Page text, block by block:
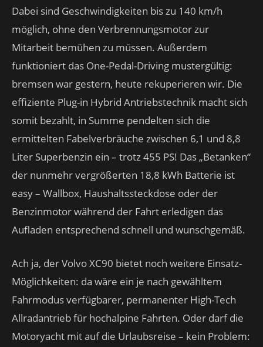
Dabei sind Geschwindigkeiten bis zu 140 km/h
möglich, ohne den Verbrennungsmotor zur
Mitarbeit bemühen zu müssen. Außerdem
funktioniert das One-Pedal-Driving mustergültig:
bremsen war gestern, heute rekuperieren wir. Die
effiziente Plug-in Hybrid Antriebstechnik macht sich
somit bezahlt, in Summe pendelten sich die
ermittelten Fabelverbräuche zwischen 6,1 und 8,8
Liter Superbenzin ein – trotz 455 PS! Das „Betanken“
der nunmehr vergrößerten 18,8 kWh Batterie ist
easy – Wallbox, Haushaltssteckdose oder der
Benzinmotor während der Fahrt erledigen das
Aufladen entsprechend schnell und wunschgemäß.
Ach ja, der Volvo XC90 bietet noch weitere Einsatz-
Möglichkeiten: da wäre ein je nach gewähltem
Fahrmodus verfügbarer, permanenter High-Tech
Allradantrieb für hochalpine Fahrten. Oder darf die
Motoryacht mit auf die Urlaubsreise – kein Problem: